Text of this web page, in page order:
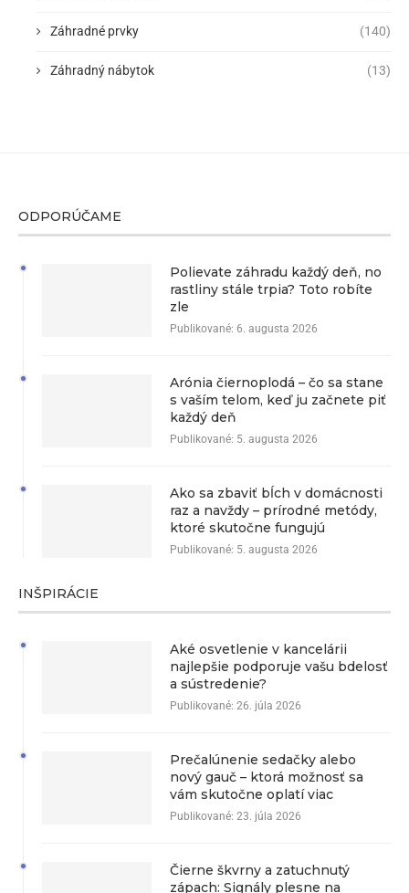
Záhradné prvky (140)
Záhradný nábytok (13)
ODPORÚČAME
Polievate záhradu každý deň, no
rastliny stále trpia? Toto robíte
zle
Publikované: 6. augusta 2026
Arónia čiernoplodá – čo sa stane
s vaším telom, keď ju začnete piť
každý deň
Publikované: 5. augusta 2026
Ako sa zbaviť bĺch v domácnosti
raz a navždy – prírodné metódy,
ktoré skutočne fungujú
Publikované: 5. augusta 2026
INŠPIRÁCIE
Aké osvetlenie v kancelárii
najlepšie podporuje vašu bdelosť
a sústredenie?
Publikované: 26. júla 2026
Prečalúnenie sedačky alebo
nový gauč – ktorá možnosť sa
vám skutočne oplatí viac
Publikované: 23. júla 2026
Čierne škvrny a zatuchnutý
zápach: Signály plesne na